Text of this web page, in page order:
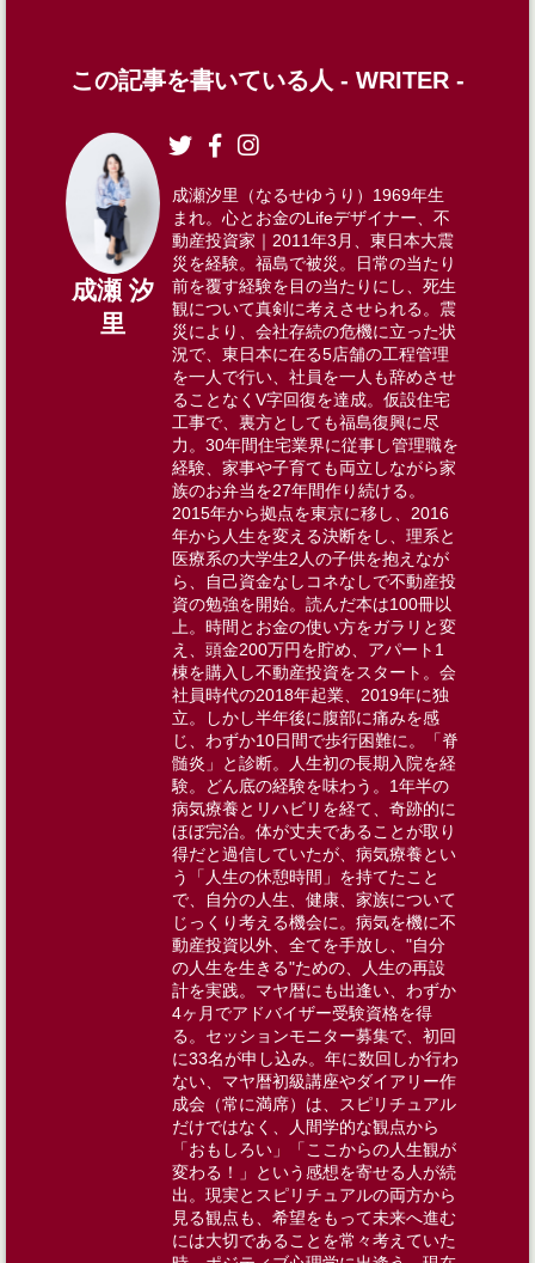
この記事を書いている人 - WRITER -
成瀬 汐
里
成瀬汐里（なるせゆうり）1969年生
まれ。心とお金のLifeデザイナー、不
動産投資家｜2011年3月、東日本大震
災を経験。福島で被災。日常の当たり
前を覆す経験を目の当たりにし、死生
観について真剣に考えさせられる。震
災により、会社存続の危機に立った状
況で、東日本に在る5店舗の工程管理
を一人で行い、社員を一人も辞めさせ
ることなくV字回復を達成。仮設住宅
工事で、裏方としても福島復興に尽
力。30年間住宅業界に従事し管理職を
経験、家事や子育ても両立しながら家
族のお弁当を27年間作り続ける。​
2015年から拠点を東京に移し、2016
年から人生を変える決断をし、理系と
医療系の大学生2人の子供を抱えなが
ら、自己資金なしコネなしで不動産投
資の勉強を開始。読んだ本は100冊以
上。時間とお金の使い方をガラリと変
え、頭金200万円を貯め​、アパート1
棟を購入し不動産投資をスタート。​会
社員時代の2018年起業、2019年に独
立。しかし半年後に腹部に痛みを感
じ、わずか10日間で歩行困難に。「脊
髄炎」と診断。人生初の長期入院を経
験。どん底の経験を味わう。1年半の
病気療養とリハビリを経て、奇跡的に
ほぼ完治。体が丈夫であることが取り
得だと過信していたが、病気療養とい
う「人生の休憩時間」を持てたこと
で、自分の人生、健康、家族について
じっくり考える機会に。病気を機に不
動産投資以外、全てを手放し、"自分
の人生を生きる"ための、人生の再設
計を実践。マヤ暦にも出逢い、わずか
4ヶ月でアドバイザー受験資格を得
る。セッションモニター募集で、初回
に33名が申し込み。年に数回しか行わ
ない、マヤ暦初級講座やダイアリー作
成会（常に満席）は、スピリチュアル
だけではなく、人間学的な観点から
「おもしろい」「ここからの人生観が
変わる！」という感想を寄せる人が続
出。現実とスピリチュアルの両方から
見る観点も、希望をもって未来へ進む
には大切であることを常々考えていた